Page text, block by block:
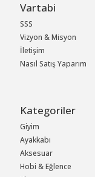
Vartabi
SSS
Vizyon & Misyon
İletişim
Nasıl Satış Yaparım
Kategoriler
Giyim
Ayakkabı
Aksesuar
Hobi & Eğlence